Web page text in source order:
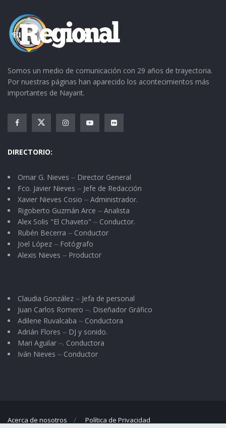
Somos un medio de comunicación con 29 años de trayectoria.
Por nuestras páginas han aparecido los acontecimientos más
importantes de Nayarit.
DIRECTORIO:
Omar G. Nieves ⏤ Director General
Fco. Javier Nieves ⏤ Jefe de Redacción
Xavier Nieves Cosio ⏤ Administrador.
Rigoberto Guzmán Arce ⏤ Analista
Alex Solis "El Chaveto" ⏤ Conductor.
Rubén Becerra ⏤ Conductor
Joel López ⏤ Fotógrafo
Alexis Nieves ⏤ Productor
Claudia González ⏤ Jefa de personal
Juan Carlos Romero ⏤. Diseñador Gráfico
Adilene Ruvalcaba ⏤ Conductora
Adrián Flores ⏤ DJ y sonido.
Mari Aguilar ⏤. Conductora
Iván Nieves ⏤ Conductor
Acerca de nosotros Política de Privacidad